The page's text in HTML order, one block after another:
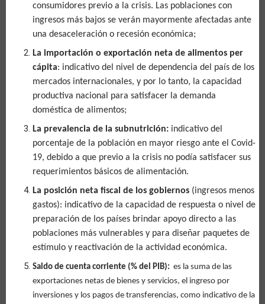
consumidores previo a la crisis. Las poblaciones con
ingresos más bajos se verán mayormente afectadas ante
una desaceleración o recesión económica;
La importación o exportación neta de alimentos per
cápita: indicativo del nivel de dependencia del país de los
mercados internacionales, y por lo tanto, la capacidad
productiva nacional para satisfacer la demanda
doméstica de alimentos;
La prevalencia de la subnutrición: indicativo del
porcentaje de la población en mayor riesgo ante el Covid-
19, debido a que previo a la crisis no podía satisfacer sus
requerimientos básicos de alimentación.
La posición neta fiscal de los gobiernos (ingresos menos
gastos): indicativo de la capacidad de respuesta o nivel de
preparación de los países brindar apoyo directo a las
poblaciones más vulnerables y para diseñar paquetes de
estímulo y reactivación de la actividad económica.
Saldo de cuenta corriente (% del PIB): es la suma de las
exportaciones netas de bienes y servicios, el ingreso por
inversiones y los pagos de transferencias, como indicativo de la